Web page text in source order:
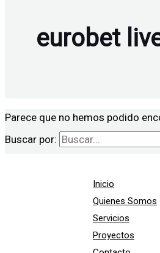
eurobet
Parece que no hemos podido
Buscar por:
Inicio
Quienes Somos
Servicios
Proyectos